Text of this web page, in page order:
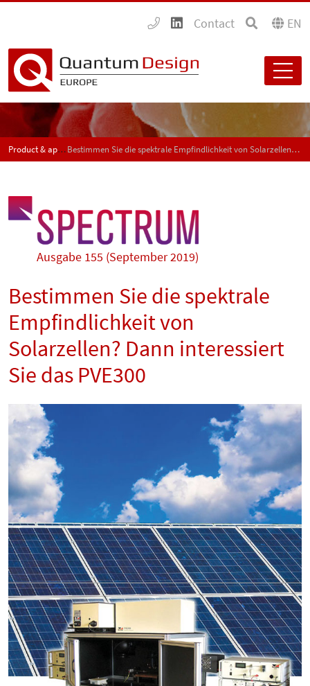
Contact EN
Product & application news - SPECTRUM Bestimmen Sie die spektrale Empfindlichkeit von Solarzellen? Dann interessiert Sie das PVE300
Ausgabe 155 (September 2019)
Bestimmen Sie die spektrale
Empfindlichkeit von
Solarzellen? Dann interessiert
Sie das PVE300